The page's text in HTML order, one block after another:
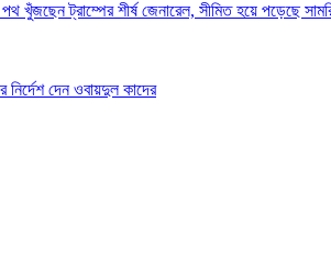
খুঁজছেন ট্রাম্পের শীর্ষ জেনারেল, সীমিত হয়ে পড়েছে
নির্দেশ দেন ওবায়দুল কাদের